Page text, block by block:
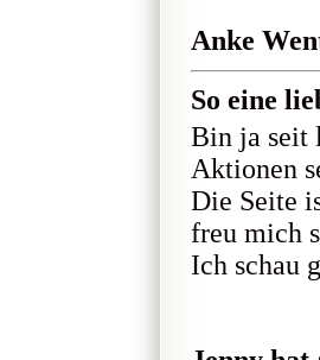
Anke
So eine
Bin ja seit
Aktionen
Die Seite
freu mich
Ich schau